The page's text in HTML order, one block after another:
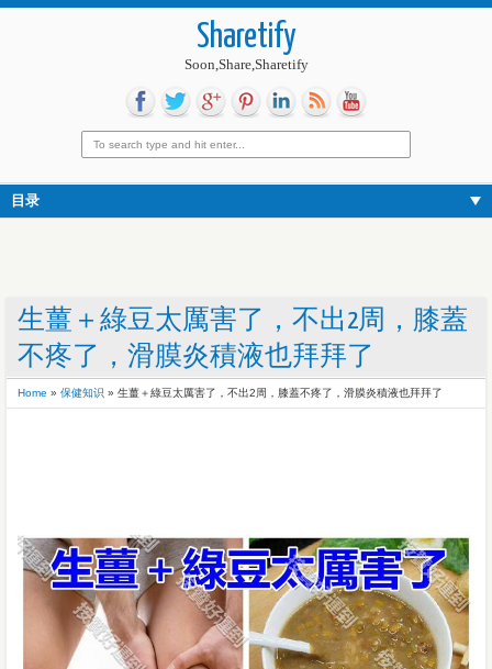
Sharetify
Soon,Share,Sharetify
目录
生薑＋綠豆太厲害了，不出2周，膝蓋
不疼了，滑膜炎積液也拜拜了
Home » 保健知识 » 生薑＋綠豆太厲害了，不出2周，膝蓋不疼了，滑膜炎積液也拜拜了